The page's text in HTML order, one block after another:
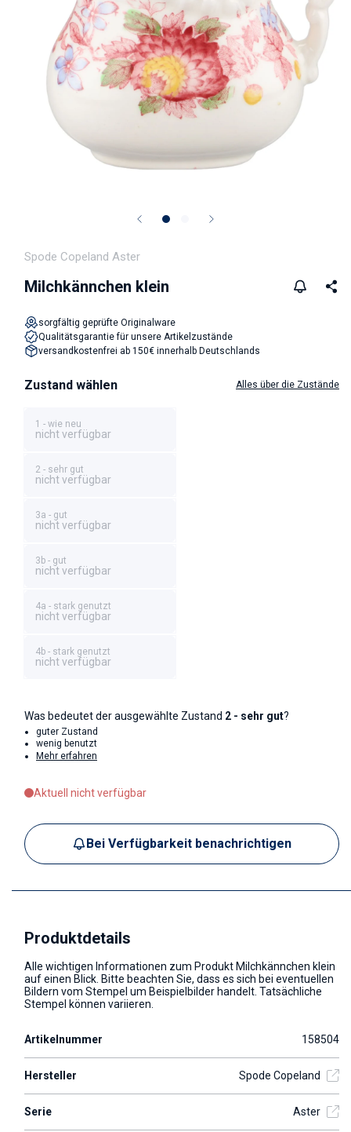
Spode Copeland Aster
Milchkännchen klein
sorgfältig geprüfte Originalware
Qualitätsgarantie für unsere Artikelzustände
versandkostenfrei ab 150€ innerhalb Deutschlands
Zustand wählen Alles über die Zustände
1 - wie neu
nicht verfügbar
2 - sehr gut
nicht verfügbar
3a - gut
nicht verfügbar
3b - gut
nicht verfügbar
4a - stark genutzt
nicht verfügbar
4b - stark genutzt
nicht verfügbar
Was bedeutet der ausgewählte Zustand 2 - sehr gut?
guter Zustand
wenig benutzt
Mehr erfahren
Aktuell nicht verfügbar
Bei Verfügbarkeit benachrichtigen
Produktdetails
Alle wichtigen Informationen zum Produkt Milchkännchen klein
auf einen Blick. Bitte beachten Sie, dass es sich bei eventuellen
Bildern vom Stempel um Beispielbilder handelt. Tatsächliche
Stempel können variieren.
Artikelnummer 158504
Hersteller Spode Copeland
Serie Aster